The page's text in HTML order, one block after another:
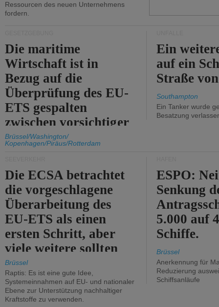
Ressourcen des neuen Unternehmens
fordern.
Die maritime
Wirtschaft ist in
Bezug auf die
Überprüfung des EU-
ETS gespalten
zwischen vorsichtiger
Unterstützung und
Kritik.
Brüssel/Washington/
Kopenhagen/Piräus/Rotterdam
Ein
auf ein
Straße
Southampton
Ein Tanker wurde
Besatzung
Die ECSA betrachtet
die vorgeschlagene
Überarbeitung des
EU-ETS als einen
ersten Schritt, aber
viele weitere sollten
folgen.
Brüssel
Raptis: Es ist eine gute Idee,
Systemeinnahmen auf EU- und nationaler
Ebene zur Unterstützung nachhaltiger
Kraftstoffe zu verwenden.
ESPO:
Senkung
5.000 auf
Schiffe.
Brüssel
Anerkennung für
Reduzierung
Schiffsanläufe